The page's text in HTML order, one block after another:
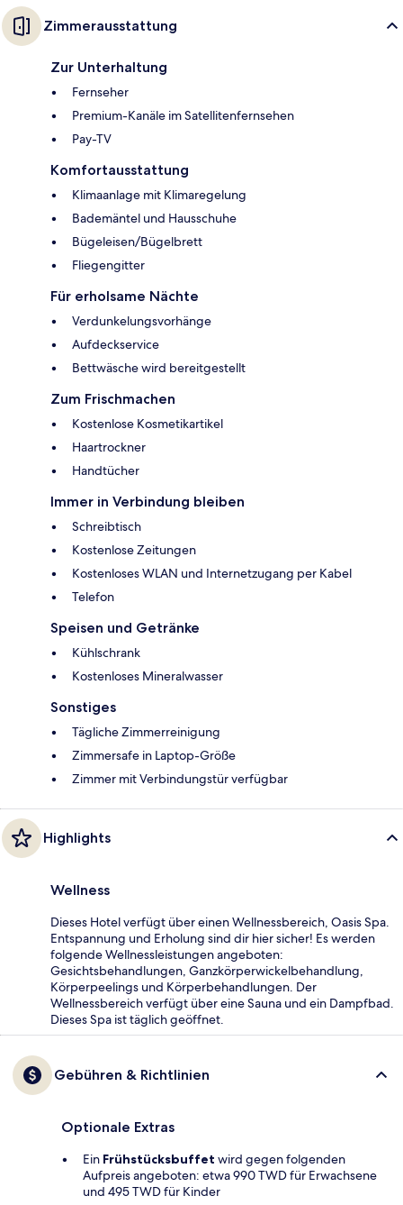
Zimmerausstattung
Zur Unterhaltung
Fernseher
Premium-Kanäle im Satellitenfernsehen
Pay-TV
Komfortausstattung
Klimaanlage mit Klimaregelung
Bademäntel und Hausschuhe
Bügeleisen/Bügelbrett
Fliegengitter
Für erholsame Nächte
Verdunkelungsvorhänge
Aufdeckservice
Bettwäsche wird bereitgestellt
Zum Frischmachen
Kostenlose Kosmetikartikel
Haartrockner
Handtücher
Immer in Verbindung bleiben
Schreibtisch
Kostenlose Zeitungen
Kostenloses WLAN und Internetzugang per Kabel
Telefon
Speisen und Getränke
Kühlschrank
Kostenloses Mineralwasser
Sonstiges
Tägliche Zimmerreinigung
Zimmersafe in Laptop-Größe
Zimmer mit Verbindungstür verfügbar
Highlights
Wellness
Dieses Hotel verfügt über einen Wellnessbereich, Oasis Spa.
Entspannung und Erholung sind dir hier sicher! Es werden
folgende Wellnessleistungen angeboten:
Gesichtsbehandlungen, Ganzkörperwickelbehandlung,
Körperpeelings und Körperbehandlungen. Der
Wellnessbereich verfügt über eine Sauna und ein Dampfbad.
Dieses Spa ist täglich geöffnet.
Gebühren & Richtlinien
Optionale Extras
Ein Frühstücksbuffet wird gegen folgenden
Aufpreis angeboten: etwa 990 TWD für Erwachsene
und 495 TWD für Kinder